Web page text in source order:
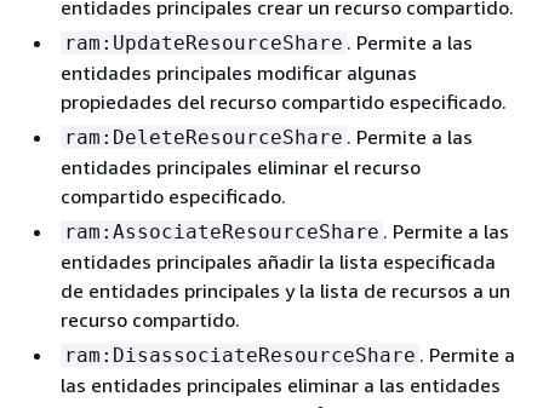
entidades principales crear un recurso compartido.
ram:UpdateResourceShare . Permite a las
entidades principales modificar algunas
propiedades del recurso compartido especificado.
ram:DeleteResourceShare . Permite a las
entidades principales eliminar el recurso
compartido especificado.
ram:AssociateResourceShare . Permite a las
entidades principales añadir la lista especificada
de entidades principales y la lista de recursos a un
recurso compartido.
ram:DisassociateResourceShare . Permite a
las entidades principales eliminar a las entidades